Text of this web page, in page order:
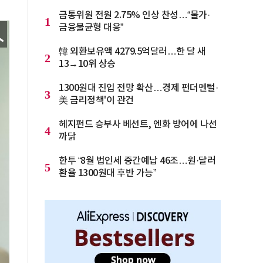
1
금통위원 전원 2.75% 인상 찬성…“물가·
금융불균형 대응”
2
韓 외환보유액 4279.5억달러…한 달 새
13→10위 상승
3
1300원대 진입 전망 확산…경제 펀더멘털·
美 금리정책'이 관건
4
헤지펀드 승부사 베선트, 엔화 방어에 나선
까닭
5
한투 “8월 법인세 중간예납 46조…원·달러
환율 1300원대 후반 가능”